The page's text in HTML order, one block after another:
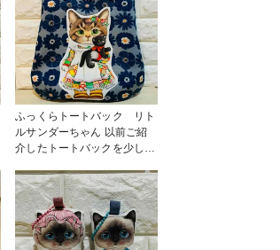
り、小銭入れにしても❤️
ふっくらトートバック リト
ルサンダーちゃん 以前ご紹
介したトートバックを少し大
ように制作しました。横にD
カンをつけて、ショルダータ
イプにも。凄く使いやすい大
きさです💕